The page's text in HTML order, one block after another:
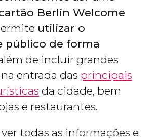
Berlin Welcome
utilizar o
público de forma
de incluir grandes
entrada das principais
da cidade, bem
e restaurantes.
todas as informações e